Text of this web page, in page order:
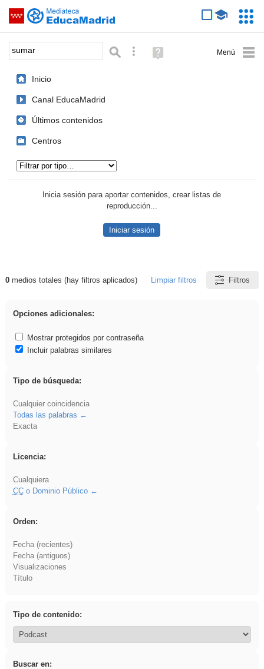
Saltar navegación
Palabra o frase: Búsqueda avanzada
Ayuda
(en
Inicio
Canal EducaMadrid
Últimos contenidos
Centros
Inicia sesión para aportar contenidos, crear listas de
reproducción...
Iniciar sesión
Resultados de: sumar
0medios totales (hay filtros aplicados) Limpiar filtros Filtros
Opciones adicionales:
Mostrar protegidos por contraseña
Incluir palabras similares
Tipo de búsqueda:
Cualquier coincidencia
Todas las palabras
Exacta
Licencia:
Cualquiera
CCo Dominio Público
Orden:
Fecha (recientes)
Fecha (antiguos)
Visualizaciones
Título
Tipo de contenido:
Buscar en: